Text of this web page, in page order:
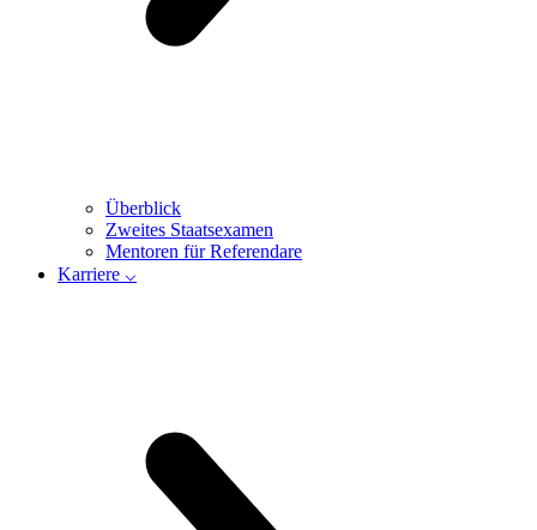
Überblick
Zweites Staatsexamen
Mentoren für Referendare
Karriere ⌵